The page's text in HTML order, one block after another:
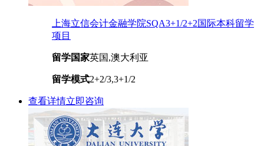
上海立信会计金融学院SQA3+1/2+2国际本科留学
项目
留学国家英国,澳大利亚
留学模式2+2/3,3+1/2
查看详情立即咨询